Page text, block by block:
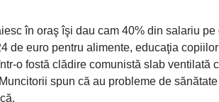
în oraş îşi dau cam 40% din salariu
de euro pentru alimente, educaţia
o fostă clădire comunistă slab ventilată
spun că au probleme de